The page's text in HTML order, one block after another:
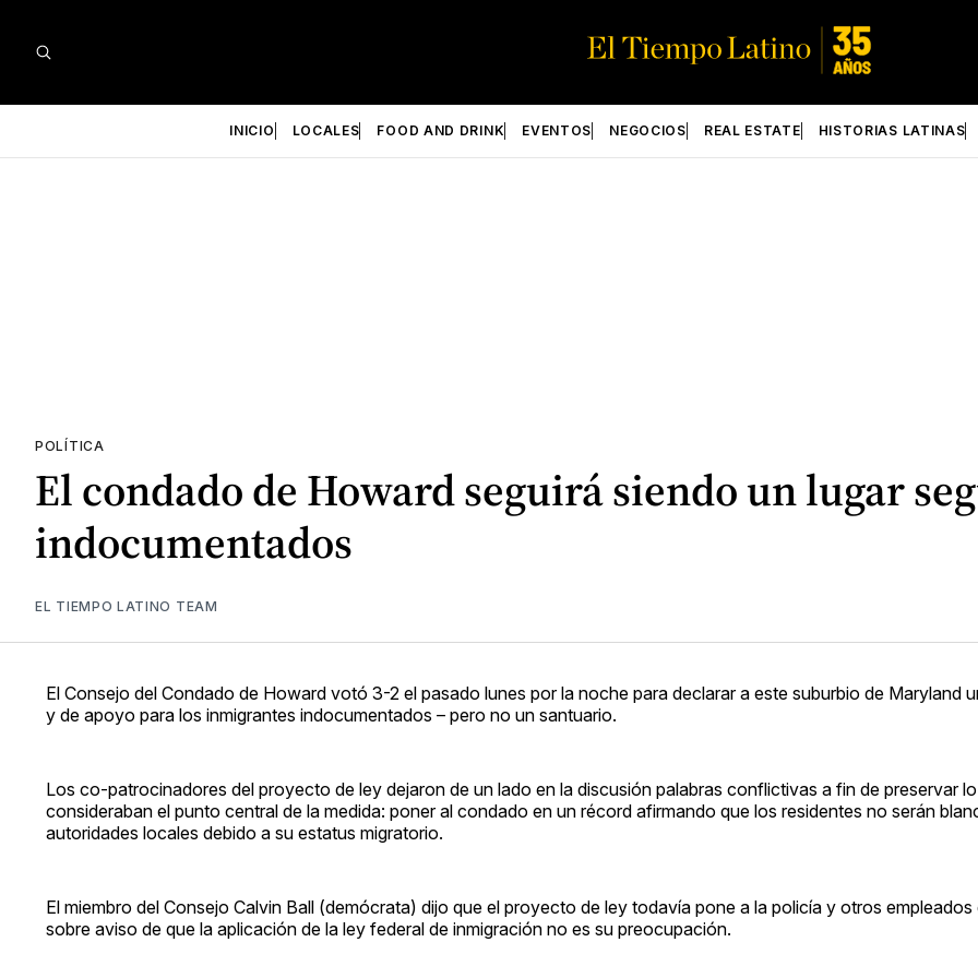
INICIO LOCALES FOOD AND DRINK EVENTOS NEGOCIOS REAL ESTATE HISTORIAS LATINAS
POLÍTICA
El condado de Howard seguirá siendo un lugar
indocumentados
EL TIEMPO LATINO TEAM
El Consejo del Condado de Howard votó 3-2 el pasado lunes por la noche para declarar a este suburbio de Maryland
y de apoyo para los inmigrantes indocumentados – pero no un santuario.
Los co-patrocinadores del proyecto de ley dejaron de un lado en la discusión palabras conflictivas a fin de preservar
consideraban el punto central de la medida: poner al condado en un récord afirmando que los residentes no serán
autoridades locales debido a su estatus migratorio.
El miembro del Consejo Calvin Ball (demócrata) dijo que el proyecto de ley todavía pone a la policía y otros
sobre aviso de que la aplicación de la ley federal de inmigración no es su preocupación.